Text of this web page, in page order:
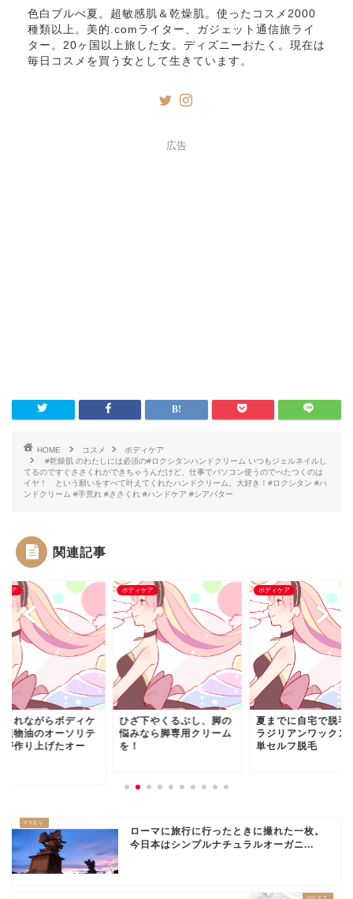
色白ブルべ夏。超敏感肌＆乾燥肌。使ったコスメ2000
種類以上。美的.comライター、ガジェット通信旅ライ
ター。20ヶ国以上旅した女。ディズニーおたく。現在は
毎日コスメを買う女として生きています。
広告
HOME コスメ
ボディケア
#乾燥肌 のわたしには必須の#ロクシタンハンドクリーム いつもジェルネイルし
てるのですぐささくれができちゃうんだけど、仕事でパソコン使うのでべたつくのは
イヤ！ という願いをすべて叶えてくれたハンドクリーム。大好き！#ロクシタン #ハ
ンドクリーム #手荒れ #ささくれ #ハンドケア #シアバター
関連記事
ケア
されながらボディケ
植物油のオーソリテ
が作り上げたオー
ボディケア
ひざ下やくるぶし、脚の
悩みなら脚専用クリーム
を！
ボディケア
夏までに自宅で脱毛
ラジリアンワックス
単セルフ脱毛
ローマに旅行に行ったときに撮れた一枚。
今日本はシンプルナチュラルオーガニ...